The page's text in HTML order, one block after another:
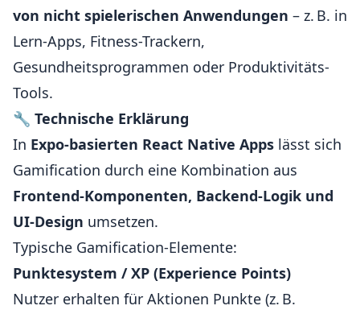
von nicht spielerischen Anwendungen – z. B. in
Lern-Apps, Fitness-Trackern,
Gesundheitsprogrammen oder Produktivitäts-
Tools.
🔧 Technische Erklärung
In Expo-basierten React Native Apps lässt sich
Gamification durch eine Kombination aus
Frontend-Komponenten, Backend-Logik und
UI-Design umsetzen.
Typische Gamification-Elemente:
Punktesystem / XP (Experience Points)
Nutzer erhalten für Aktionen Punkte (z. B.